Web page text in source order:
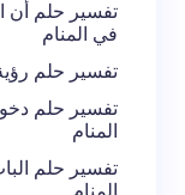
تفسير حلم أن
في المنام
تفسير حلم
تفسير حلم
المنام
تفسير حلم
المنام